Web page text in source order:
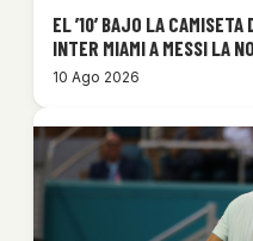
EL ’10’ BAJO LA
INTER MIAMI A MESSI LA
10 Ago 2026